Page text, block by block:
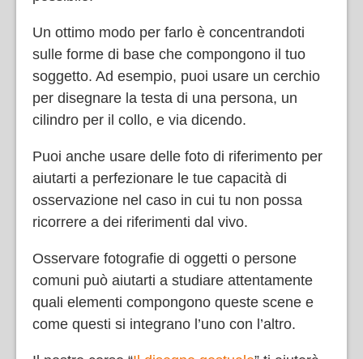
Un ottimo modo per farlo è concentrandoti
sulle forme di base che compongono il tuo
soggetto. Ad esempio, puoi usare un cerchio
per disegnare la testa di una persona, un
cilindro per il collo, e via dicendo.
Puoi anche usare delle foto di riferimento per
aiutarti a perfezionare le tue capacità di
osservazione nel caso in cui tu non possa
ricorrere a dei riferimenti dal vivo.
Osservare fotografie di oggetti o persone
comuni può aiutarti a studiare attentamente
quali elementi compongono queste scene e
come questi si integrano l’uno con l’altro.